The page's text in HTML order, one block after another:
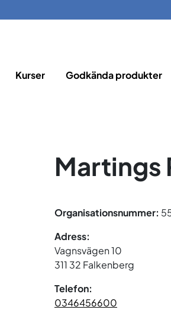
Kurser Godkända produkter
Martings
Organisationsnummer:
Adress:
Vagnsvägen 10
311 32 Falkenberg
Telefon:
0346456600